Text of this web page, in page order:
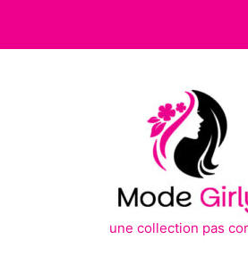
contenu
une collection pas